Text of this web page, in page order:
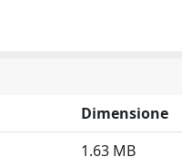
Dimensione
1.63 MB